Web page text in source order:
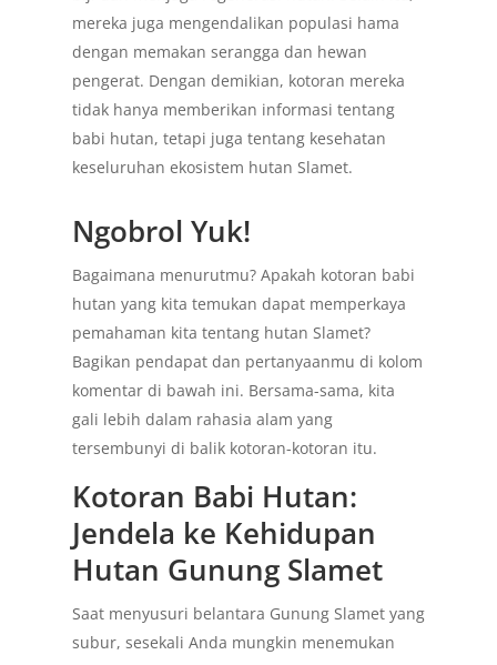
mereka juga mengendalikan populasi hama
dengan memakan serangga dan hewan
pengerat. Dengan demikian, kotoran mereka
tidak hanya memberikan informasi tentang
babi hutan, tetapi juga tentang kesehatan
keseluruhan ekosistem hutan Slamet.
Ngobrol Yuk!
Bagaimana menurutmu? Apakah kotoran babi
hutan yang kita temukan dapat memperkaya
pemahaman kita tentang hutan Slamet?
Bagikan pendapat dan pertanyaanmu di kolom
komentar di bawah ini. Bersama-sama, kita
gali lebih dalam rahasia alam yang
tersembunyi di balik kotoran-kotoran itu.
Kotoran Babi Hutan:
Jendela ke Kehidupan
Hutan Gunung Slamet
Saat menyusuri belantara Gunung Slamet yang
subur, sesekali Anda mungkin menemukan